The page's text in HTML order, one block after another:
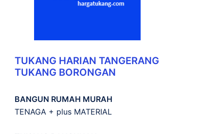
TUKANG HARIAN TANGERANG
TUKANG BORONGAN
BANGUN RUMAH MURAH
TENAGA + plus MATERIAL